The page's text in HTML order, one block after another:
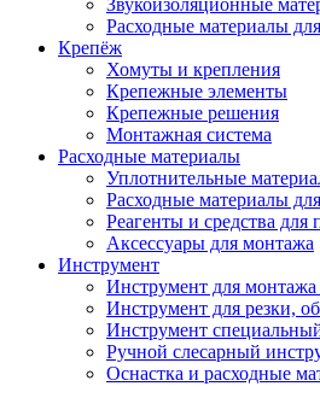
Звукоизоляционные
Расходные материалы
Крепёж
Хомуты и крепления
Крепежные элементы
Крепежные решения
Монтажная система
Расходные материалы
Уплотнительные
Расходные материалы
Реагенты и средства
Аксессуары для монтажа
Инструмент
Инструмент для
Инструмент для резки,
Инструмент
Ручной слесарный
Оснастка и расходные